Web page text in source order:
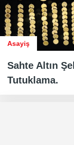
Asayiş
Sahte Altın
Tutuklama.